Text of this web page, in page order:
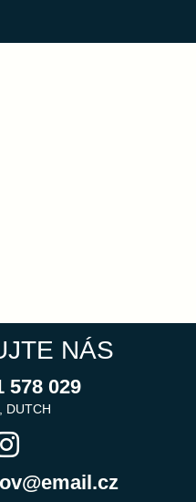
NÁS
578 029
DUTCH